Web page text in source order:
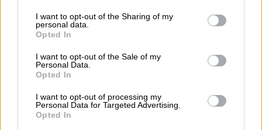
not limited to your visit or usage behaviour. You may click to
grant or deny consent to Google and its third-party tags to
use your data for below specified purposes in below Google
consent section.
I want to opt-out of the Sharing of my
personal data.
Opted In
I want to opt-out of the Sale of my
Personal Data.
Opted In
I want to opt-out of processing my
Personal Data for Targeted Advertising.
Opted In